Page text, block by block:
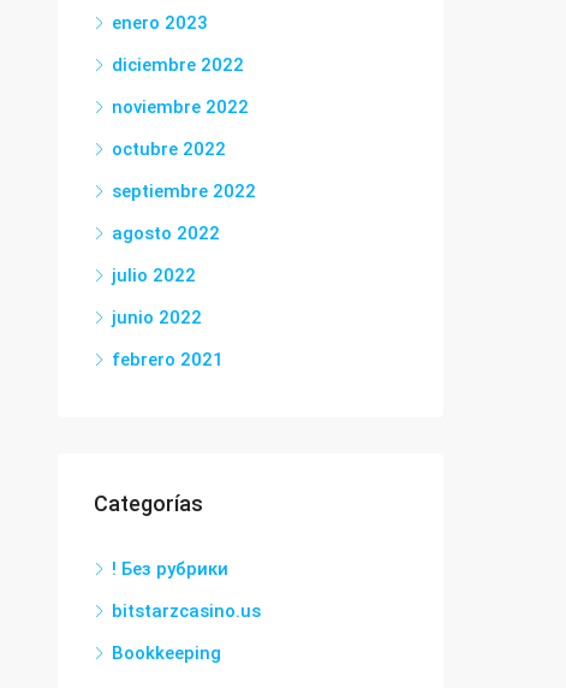
enero 2023
diciembre 2022
noviembre 2022
octubre 2022
septiembre 2022
agosto 2022
julio 2022
junio 2022
febrero 2021
Categorías
! Без рубрики
bitstarzcasino.us
Bookkeeping